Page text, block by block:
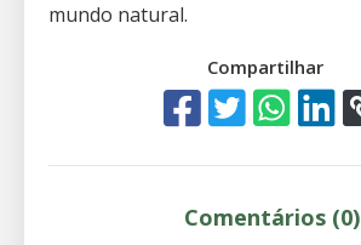
mundo natural.
Compartilhar
Comentários (0)